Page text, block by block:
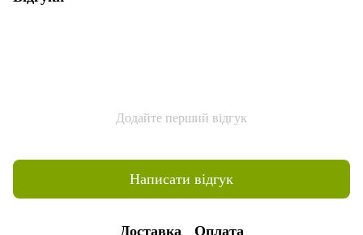
Додайте перший відгук
Написати відгук
Доставка Оплата